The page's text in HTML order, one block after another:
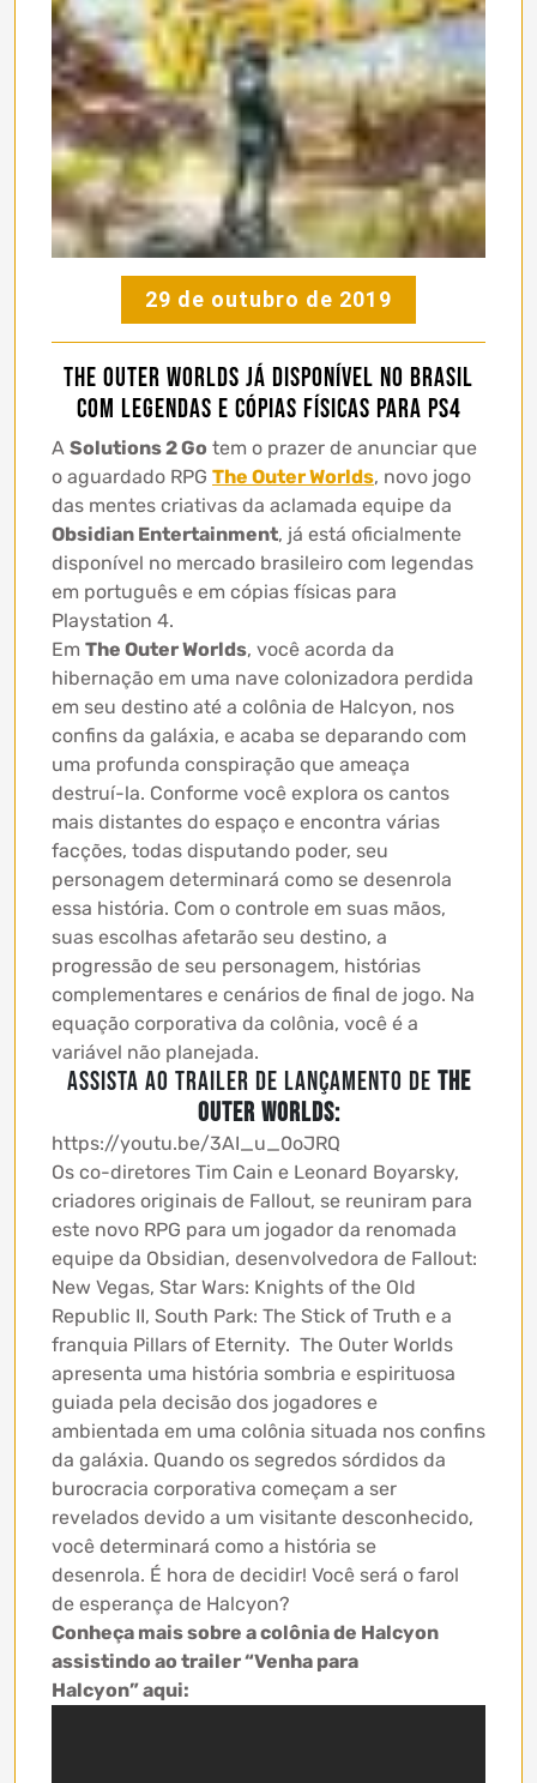
29 de outubro de 2019
The Outer Worlds já disponível no Brasil
com legendas e cópias físicas para PS4
A Solutions 2 Go tem o prazer de anunciar que
o aguardado RPG The Outer Worlds, novo jogo
das mentes criativas da aclamada equipe da
Obsidian Entertainment, já está oficialmente
disponível no mercado brasileiro com legendas
em português e em cópias físicas para
Playstation 4.
Em The Outer Worlds, você acorda da
hibernação em uma nave colonizadora perdida
em seu destino até a colônia de Halcyon, nos
confins da galáxia, e acaba se deparando com
uma profunda conspiração que ameaça
destruí-la. Conforme você explora os cantos
mais distantes do espaço e encontra várias
facções, todas disputando poder, seu
personagem determinará como se desenrola
essa história. Com o controle em suas mãos,
suas escolhas afetarão seu destino, a
progressão de seu personagem, histórias
complementares e cenários de final de jogo. Na
equação corporativa da colônia, você é a
variável não planejada.
Assista ao trailer de lançamento de The
Outer Worlds:
https://youtu.be/3AI_u_0oJRQ
Os co-diretores Tim Cain e Leonard Boyarsky,
criadores originais de Fallout, se reuniram para
este novo RPG para um jogador da renomada
equipe da Obsidian, desenvolvedora de Fallout:
New Vegas, Star Wars: Knights of the Old
Republic II, South Park: The Stick of Truth e a
franquia Pillars of Eternity. The Outer Worlds
apresenta uma história sombria e espirituosa
guiada pela decisão dos jogadores e
ambientada em uma colônia situada nos confins
da galáxia. Quando os segredos sórdidos da
burocracia corporativa começam a ser
revelados devido a um visitante desconhecido,
você determinará como a história se
desenrola. É hora de decidir! Você será o farol
de esperança de Halcyon?
Conheça mais sobre a colônia de Halcyon
assistindo ao trailer “Venha para
Halcyon” aqui: